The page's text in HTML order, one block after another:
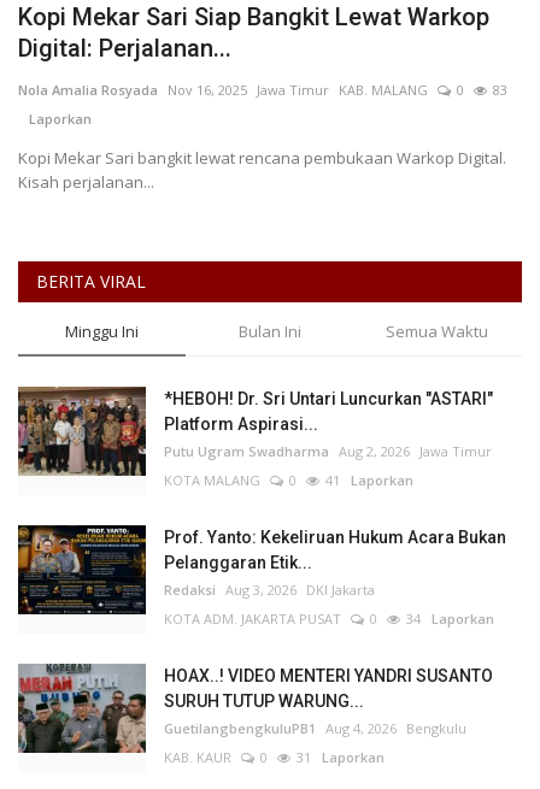
Ketertiban
Kejahatan
UMKM & Ekonomi Kreatif
Pekerja Migran Indonesia
Ekonomi
Pendidikan
Informasi Journalism
Olahraga
Kesehatan
Layanan Publik
Kopi Mekar Sari Siap Bangkit Lewat Warkop
Digital: Perjalanan...
Nola Amalia Rosyada Nov 16, 2025 Jawa Timur KAB. MALANG 0
83
Laporkan
Kopi Mekar Sari bangkit lewat rencana pembukaan Warkop Digital.
Kisah perjalanan...
BERITA VIRAL
Minggu Ini Bulan Ini Semua Waktu
*HEBOH! Dr. Sri Untari Luncurkan "ASTARI"
Platform Aspirasi...
Putu Ugram Swadharma Aug 2, 2026 Jawa Timur
KOTA MALANG
0 41 Laporkan
Prof. Yanto: Kekeliruan Hukum Acara Bukan
Pelanggaran Etik...
Redaksi Aug 3, 2026 DKI Jakarta
KOTA ADM. JAKARTA PUSAT
0 34 Laporkan
HOAX..! VIDEO MENTERI YANDRI SUSANTO
SURUH TUTUP WARUNG...
GuetilangbengkuluPB1 Aug 4, 2026 Bengkulu
KAB. KAUR
0 31 Laporkan